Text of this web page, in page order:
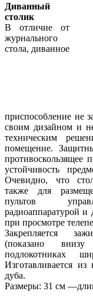
Диванный
столик
В отличие от
журнального
стола, диванное
приспособление не
своим дизайном и
техническим
помещение.
противоскользящее
устойчивость
Очевидно, что
также для
пультов
радиоаппаратурой
при просмотре
Закрепляется
(показано
подлокотниках
Изготавливается
дуба.
Размеры: 31 см